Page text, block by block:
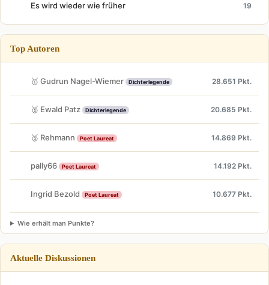
Es wird wieder wie früher 19
Top Autoren
🥇 Gudrun Nagel-Wiemer Dichterlegende 28.651 Pkt.
🥈 Ewald Patz Dichterlegende 20.685 Pkt.
🥉 Rehmann Poet Laureat 14.869 Pkt.
pally66 Poet Laureat 14.192 Pkt.
Ingrid Bezold Poet Laureat 10.677 Pkt.
Wie erhält man Punkte?
Aktuelle Diskussionen